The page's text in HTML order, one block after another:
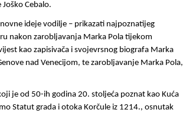
Cebalo.
ideje vodilje – prikazati najpoznatijeg
nakon zarobljavanja Marka Pola tijekom
kao zapisivača i svojevrsnog biografa Marka
nad Venecijom, te zarobljavanje Marka Pola,
je od 50-ih godina 20. stoljeća poznat kao Kuća
Statut grada i otoka Korčule iz 1214., osnutak